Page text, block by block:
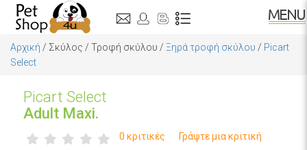
Αρχική / Σκύλος / Τροφή σκύλου / Ξηρά τροφή σκύλου / Picart
Select
Picart Select
Adult Maxi.
0 κριτικές Γράψτε μια κριτική